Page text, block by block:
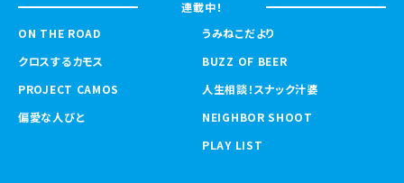
連載中！
ON THE ROAD
クロスするカモス
PROJECT CAMOS
偏愛な人びと
うみねこだより
BUZZ OF BEER
人生相談！スナック汁婆
NEIGHBOR SHOOT
PLAY LIST